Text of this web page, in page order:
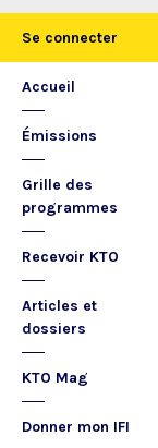
Se connecter
Accueil
Émissions
Grille des
programmes
Recevoir KTO
Articles et
dossiers
KTO Mag
Donner mon IFI